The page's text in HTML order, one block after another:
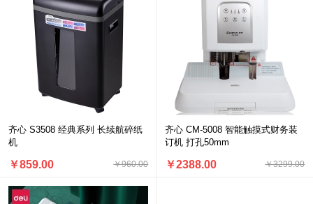
齐心 S3508 经典系列 长续航碎纸
机
￥960.00
￥859.00
齐心 CM-5008 智能触摸式财务装
订机 打孔50mm
￥3299.00
￥2388.00